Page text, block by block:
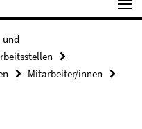
und
Mitarbeiter/innen